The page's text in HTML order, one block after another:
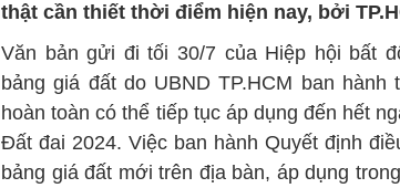
thật cần thiết thời điểm hiện nay, bởi
Văn bản gửi đi tối 30/7 của Hiệp hội bất
bảng giá đất do UBND TP.HCM ban
hoàn toàn có thể tiếp tục áp dụng đến hết
Đất đai 2024. Việc ban hành Quyết định
bảng giá đất mới trên địa bàn, áp dụng